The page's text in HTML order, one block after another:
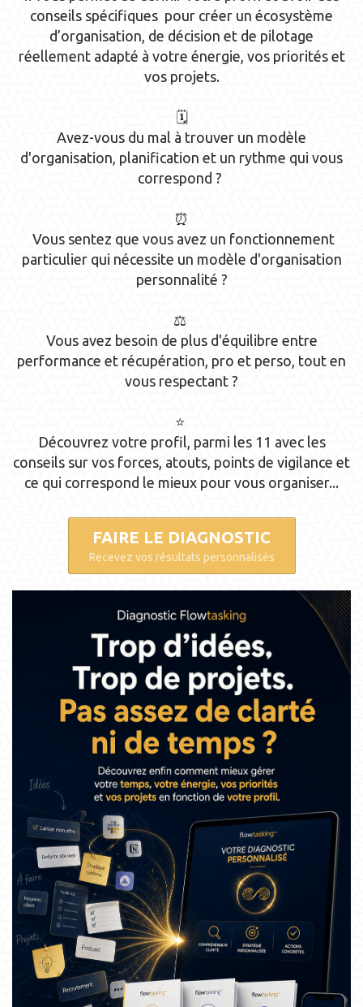
conseils spécifiques pour créer un écosystème
d’organisation, de décision et de pilotage
réellement adapté à votre énergie, vos priorités et
vos projets.
🗓️
Avez-vous du mal à trouver un modèle
d'organisation, planification et un rythme qui vous
correspond ?
⏰
Vous sentez que vous avez un fonctionnement
particulier qui nécessite un modèle d'organisation
personnalité ?
⚖️
Vous avez besoin de plus d'équilibre entre
performance et récupération, pro et perso, tout en
vous respectant ?
⭐
Découvrez votre profil, parmi les 11 avec les
conseils sur vos forces, atouts, points de vigilance et
ce qui correspond le mieux pour vous organiser...
FAIRE LE DIAGNOSTIC
Recevez vos résultats personnalisés